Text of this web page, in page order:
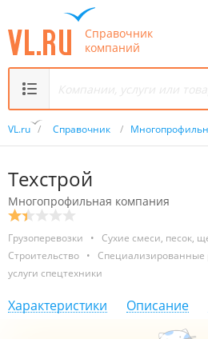
Справочник
компаний
VL.ru / Справочник /
Техстрой
Многопрофильная компания
Грузоперевозки • Сухие смеси, песок,
Строительство • Специализированные
услуги спецтехники
Характеристики Описание